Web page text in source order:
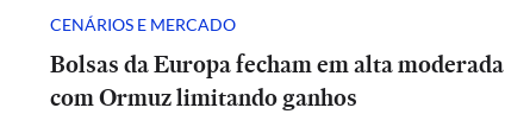
CENÁRIOS E MERCADO
Bolsas da Europa fecham em alta moderada
com Ormuz limitando ganhos